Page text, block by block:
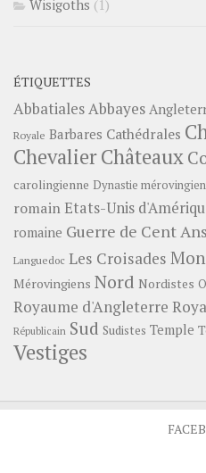
Wisigoths (1)
ÉTIQUETTES
AbbatialesAbbayes
Royale Barbares Cathédrales
ChevalierChâteaux
carolingienne Dynastie
romainEtats-Unis
romaine Guerre de Cent Ans
Languedoc Les Croisades
Mérovingiens Nord Nordistes
Royaume d'Angleterre
Républicain Sud Sudistes Temple
Vestiges